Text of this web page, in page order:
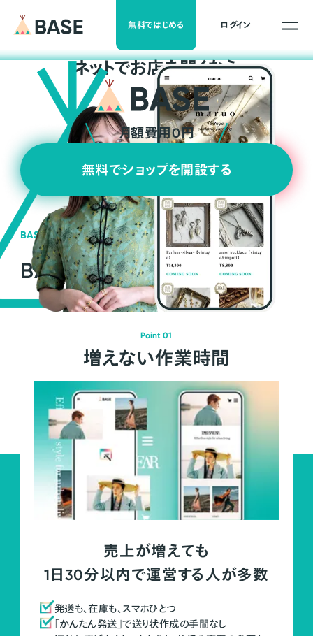
無料ではじめる ログイン
ネットでお店を開くなら
月額費用0円
無料でショップを開設する
BASEの強み
BASEが強い3つの理由
Point 01
増えない作業時間
売上が増えても
1日30分以内で運営する人が多数
発送も、在庫も、スマホひとつ
「かんたん発送」で送り状作成の手間なし